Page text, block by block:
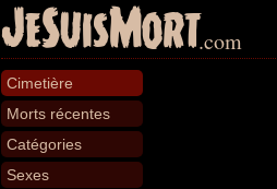
JeSuisMort.com
Cimetière
Morts récentes
Catégories
Sexes